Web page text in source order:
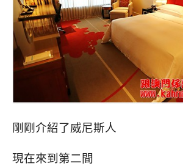
剛剛介紹了威尼斯人
現在來到第二間